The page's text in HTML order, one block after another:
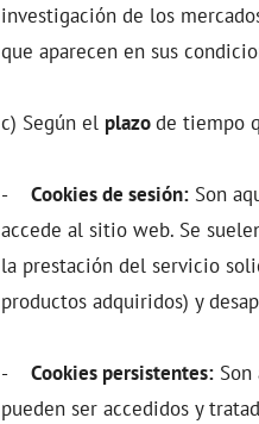
investigación de los
que aparecen en sus
c) Según el plazode tiempo
- Cookies de sesión: Son
accede al sitio web. Se
la prestación del servicio
productos adquiridos) y
- Cookies persistentes:
pueden ser accedidos y